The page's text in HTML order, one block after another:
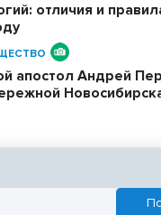
отличия и
апостол Андрей